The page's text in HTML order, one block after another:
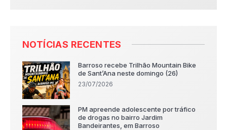
NOTÍCIAS RECENTES
Barroso recebe Trilhão Mountain Bike
de Sant’Ana neste domingo (26)
23/07/2026
PM apreende adolescente por tráfico
de drogas no bairro Jardim
Bandeirantes, em Barroso